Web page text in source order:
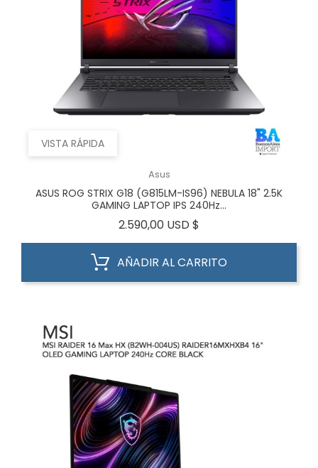
VISTA RÁPIDA
Asus
ASUS ROG STRIX G18 (G815LM-IS96) NEBULA 18" 2.5K
GAMING LAPTOP IPS 240Hz...
2.590,00 USD $
AÑADIR AL CARRITO